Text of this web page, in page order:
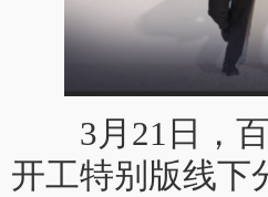
3月21日，百
开工特别版线下